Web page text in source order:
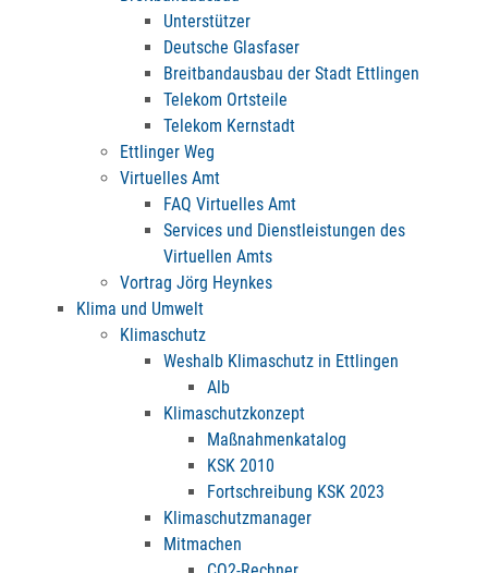
Unterstützer
Deutsche Glasfaser
Breitbandausbau der Stadt Ettlingen
Telekom Ortsteile
Telekom Kernstadt
Ettlinger Weg
Virtuelles Amt
FAQ Virtuelles Amt
Services und Dienstleistungen des
Virtuellen Amts
Vortrag Jörg Heynkes
Klima und Umwelt
Klimaschutz
Weshalb Klimaschutz in Ettlingen
Alb
Klimaschutzkonzept
Maßnahmenkatalog
KSK 2010
Fortschreibung KSK 2023
Klimaschutzmanager
Mitmachen